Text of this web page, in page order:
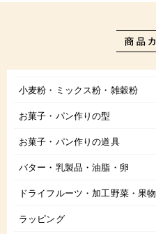
小麦粉・ミックス粉・雑穀粉
お菓子・パン作りの型
お菓子・パン作りの道具
バター・乳製品・油脂・卵
ドライフルーツ・加工野菜・果物
ラッピング